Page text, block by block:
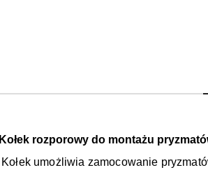
Kołek rozporowy do montażu
Kołek umożliwia zamocowanie